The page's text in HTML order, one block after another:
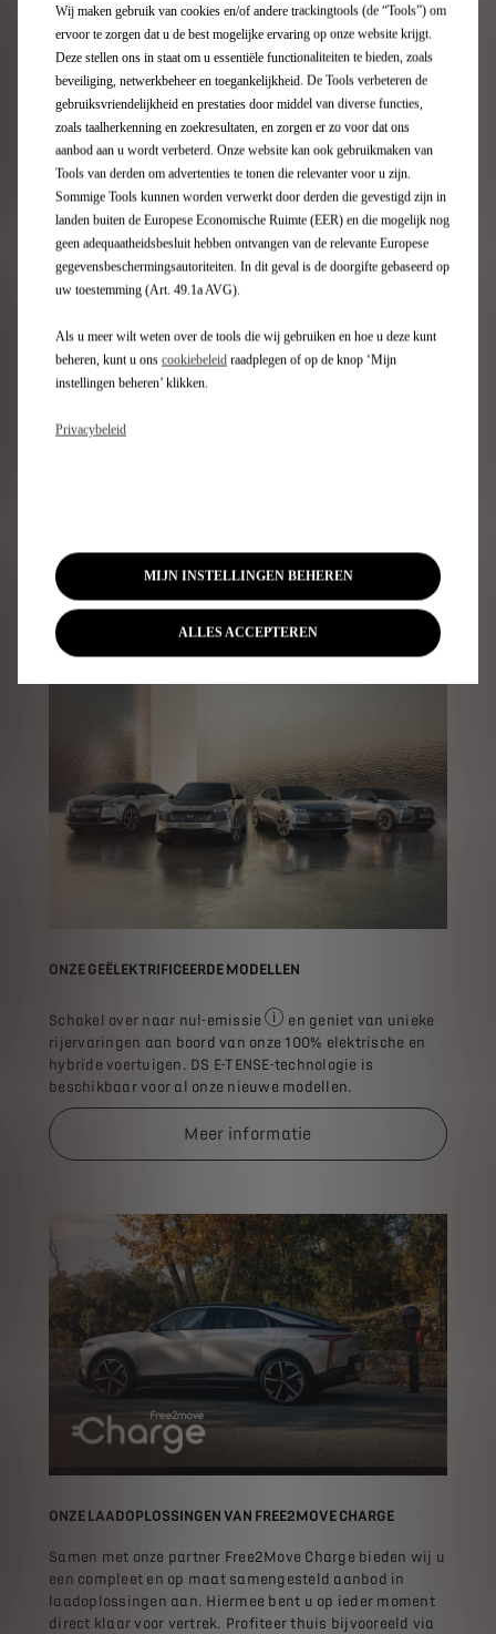
E-TENSE
Elektrificatie volgens DS
Automobiles
In onze elektrische auto's en plug-in hybrideauto's
hebben we de E-TENSE-technologie toegepast die
voortkomt uit onze succesvolle deelname - met twee
opeenvolgende dubbele kampioenstitels - aan de
Formule E.
De regeneratie van energie tijdens het remmen en de
mate het rijplezier dat deze auto's onze klanten te
bieden hebben.
ONZE GEËLEKTRIFICEERDE MODELLEN
Schakel over naar nul-emissie
Nul uitstoot bij de uitlaat (in de
en geniet van unieke
rijervaringen aan boord van onze 100% elektrische en
hybride voertuigen. DS E-TENSE-technologie is
beschikbaar voor al onze nieuwe modellen.
Meer informatie
ONZE LAADOPLOSSINGEN VAN FREE2MOVE CHARGE
Samen met onze partner Free2Move Charge bieden wij u
een compleet en op maat samengesteld aanbod in
laadoplossingen aan. Hiermee bent u op ieder moment
direct klaar voor vertrek. Profiteer thuis bijvooreeld via
Wij maken gebruik van cookies en/of andere trackingtools (de “Tools”) om
ervoor te zorgen dat u de best mogelijke ervaring op onze website krijgt.
Deze stellen ons in staat om u essentiële functionaliteiten te bieden, zoals
beveiliging, netwerkbeheer en toegankelijkheid. De Tools verbeteren de
gebruiksvriendelijkheid en prestaties door middel van diverse functies,
zoals taalherkenning en zoekresultaten, en zorgen er zo voor dat ons
aanbod aan u wordt verbeterd. Onze website kan ook gebruikmaken van
Tools van derden om advertenties te tonen die relevanter voor u zijn.
Sommige Tools kunnen worden verwerkt door derden die gevestigd zijn in
landen buiten de Europese Economische Ruimte (EER) en die mogelijk nog
geen adequaatheidsbesluit hebben ontvangen van de relevante Europese
gegevensbeschermingsautoriteiten. In dit geval is de doorgifte gebaseerd op
uw toestemming (Art. 49.1a AVG).
Als u meer wilt weten over de tools die wij gebruiken en hoe u deze kunt
beheren, kunt u ons cookiebeleid raadplegen of op de knop ‘Mijn
instellingen beheren’ klikken.
Privacybeleid
MIJN INSTELLINGEN BEHEREN
ALLES ACCEPTEREN